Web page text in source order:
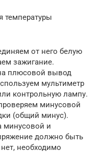
температуры
от него белую
зажигание.
плюсовой вывод
мультиметр
контрольную лампу.
минусовой
(общий минус).
минусовой и
должно быть
необходимо